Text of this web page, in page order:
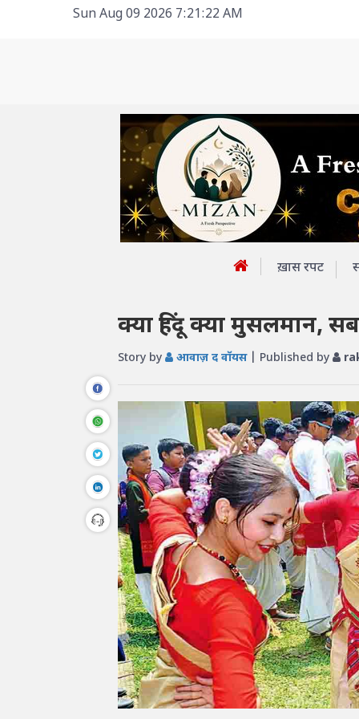
Sun Aug 09 2026 7:21:22 AM
ख़ास रपट
क्या हिंदू क्या मुसलमान,
Story by आवाज़ द वॉयस | Published by